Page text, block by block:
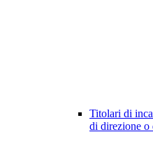
Titolari di
di direzione o